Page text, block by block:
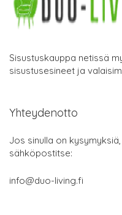
Sisustuskauppa netissä
sisustusesineet ja
Yhteydenotto
Jos sinulla on
sähköpostitse:
info@duo-living.fi